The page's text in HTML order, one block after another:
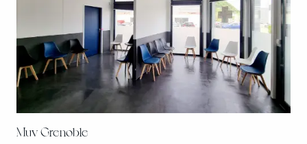
Muv Grenoble